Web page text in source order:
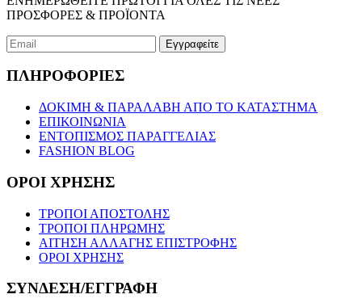
ΠΡΟΣΦΟΡΕΣ & ΠΡΟΪΟΝΤΑ
ΠΛΗΡΟΦΟΡΙΕΣ
ΔΟΚΙΜΗ & ΠΑΡΑΛΑΒΗ ΑΠΟ ΤΟ ΚΑΤΑΣΤΗΜΑ
ΕΠΙΚΟΙΝΩΝΙΑ
ΕΝΤΟΠΙΣΜΟΣ ΠΑΡΑΓΓΕΛΙΑΣ
FASHION BLOG
ΟΡΟΙ ΧΡΗΣΗΣ
ΤΡΟΠΟΙ ΑΠΟΣΤΟΛΗΣ
ΤΡΟΠΟΙ ΠΛΗΡΩΜΗΣ
ΑΙΤΗΣΗ ΑΛΛΑΓΗΣ ΕΠΙΣΤΡΟΦΗΣ
ΟΡΟΙ ΧΡΗΣΗΣ
ΣΥΝΔΕΣΗ/ΕΓΓΡΑΦΗ